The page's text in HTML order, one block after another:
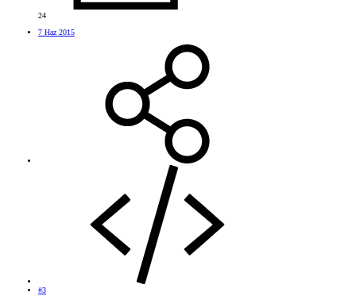
24
7 Haz 2015
#3